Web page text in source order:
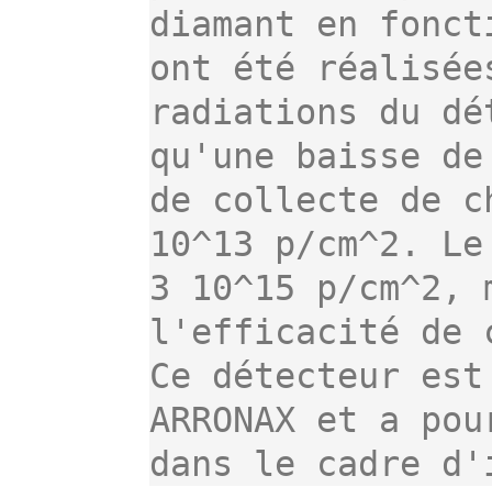
diamant en
ont été
radiations du
qu'une baisse
de collecte de
10^13 p/cm^2.
3 10^15 p/cm^2,
l'efficacité de
Ce détecteur
ARRONAX et a
dans le cadre